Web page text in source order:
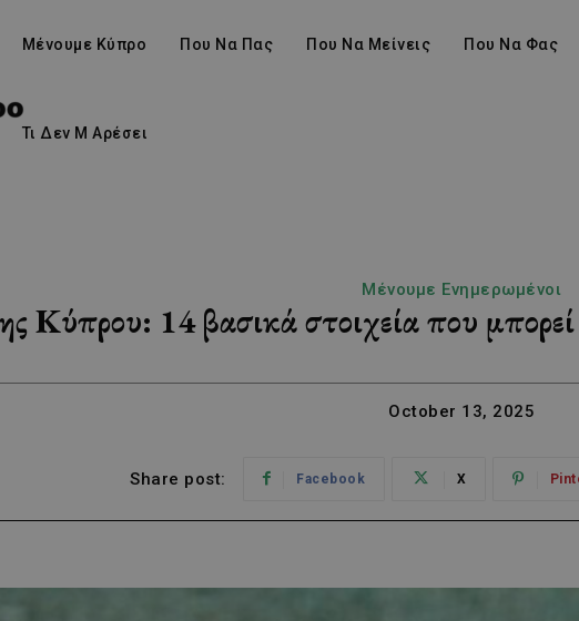
Μένουμε Κύπρο Που Να Πας Που Να Μείνεις Που Να Φας
Τι Δεν Μ Αρέσει
Μένουμε Ενημερωμένοι
Κύπρου: 14 βασικά στοιχεία που μπορεί
October 13, 2025
Share post: Facebook X